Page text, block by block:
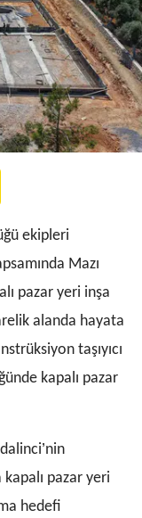
ekipleri
Mazı
pazar yeri inşa
alanda hayata
taşıyıcı
kapalı pazar
’nin
pazar yeri
hedefi